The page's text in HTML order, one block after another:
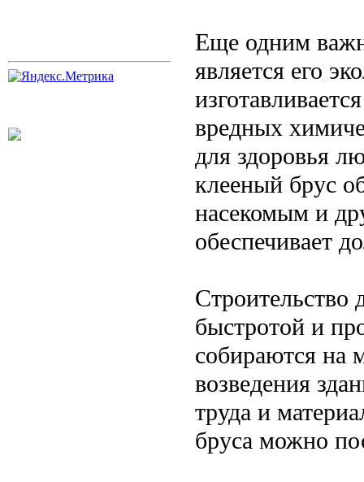
Еще одним
является его
вредных
для здоровья
клееный брус
насекомым и
обеспечивает
Строительство
быстротой и
собираются на
возведения
труда и
бруса можно